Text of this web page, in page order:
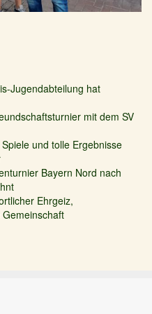
Jugendabteilung hat
mit dem SV
und tolle Ergebnisse
Bayern Nord nach
Ehrgeiz,